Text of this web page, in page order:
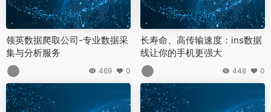
领英数据爬取公司-专业数据采
集与分析服务
469 0
长寿命、高传输速度：ins数据
线让你的手机更强大
448 0